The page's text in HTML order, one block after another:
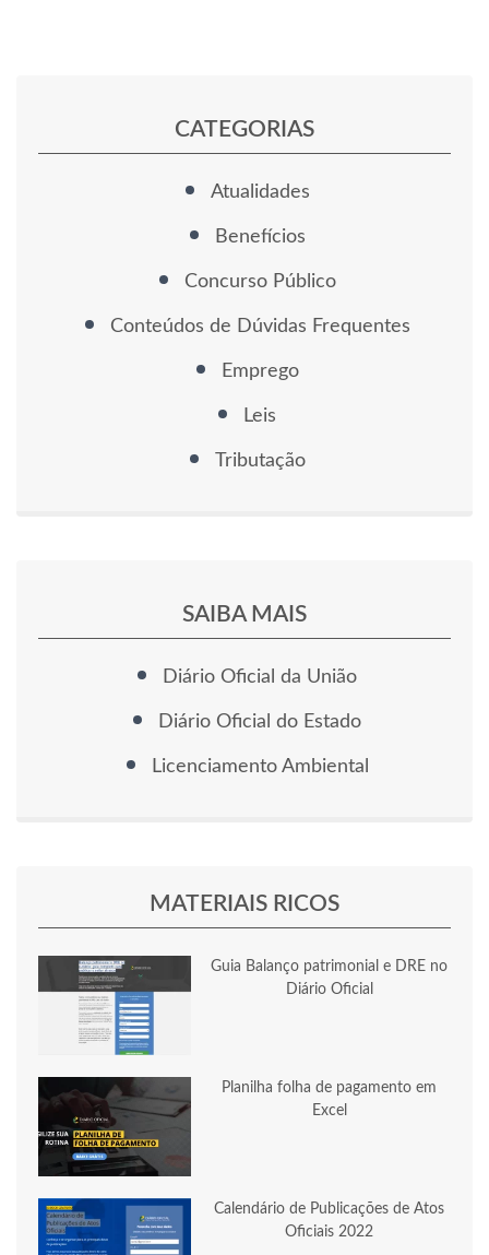
CATEGORIAS
Atualidades
Benefícios
Concurso Público
Conteúdos de Dúvidas Frequentes
Emprego
Leis
Tributação
SAIBA MAIS
Diário Oficial da União
Diário Oficial do Estado
Licenciamento Ambiental
MATERIAIS RICOS
Guia Balanço patrimonial e DRE no
Diário Oficial
Planilha folha de pagamento em
Excel
Calendário de Publicações de Atos
Oficiais 2022